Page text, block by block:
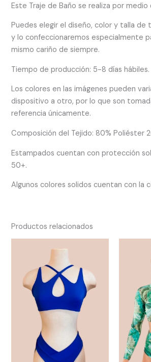
Este Traje de Baño se realiza por medio
Puedes elegir el diseño, color y talla de
y lo confeccionaremos especialmente
mismo cariño de siempre.
Tiempo de producción: 5-8 días hábiles.
Los colores en las imágenes pueden
dispositivo a otro, por lo que son
referencia únicamente.
Composición del Tejido: 80% Poliéster
Estampados cuentan con protección
50+.
Algunos colores solidos cuentan con la
Productos relacionados